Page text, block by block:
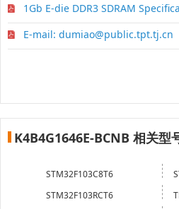
1Gb E-die DDR3 SDRAM
E-mail: dumiao@public.tpt.tj.cn
K4B4G1646E-BCNB 相关型
STM32F103C8T6
STM32F103RCT6